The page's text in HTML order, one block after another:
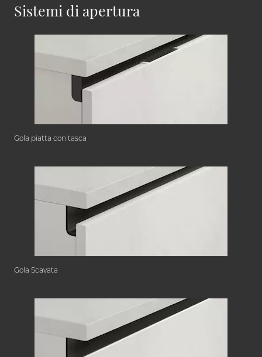
Sistemi di apertura
Gola piatta con tasca
Gola Scavata